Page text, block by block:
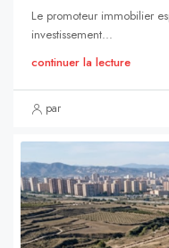
Le promoteur immobilier
investissement...
continuer la lecture
par